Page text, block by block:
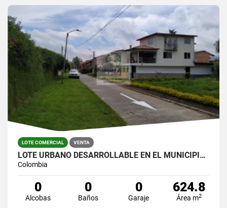
LOTE COMERCIAL VENTA
LOTE URBANO DESARROLLABLE EN EL MUNICIPIO DE LA CEJA
Colombia
0
Alcobas
0
Baños
0
Garaje
624.8
Área m2